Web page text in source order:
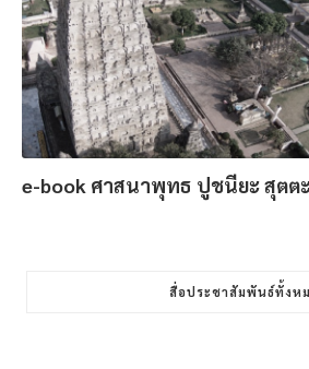
e-book ศาสนาพุทธ ปูชนียะ สุตต
สื่อประชาสัมพันธ์ทั้งห